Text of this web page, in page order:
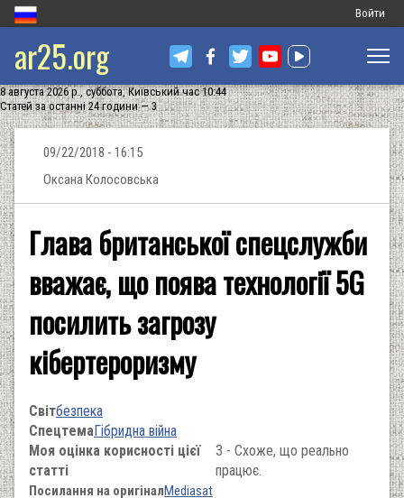
Меню
запису
Войти
ar25.org
8 августа 2026 р., суббота, Київський час 10:44
Статей за останні 24 години — 3
09/22/2018 - 16:15
Оксана Колосовська
Глава британської спецслужби
вважає, що поява технології 5G
посилить загрозу
кібертероризму
Світбезпека
СпецтемаГібридна війна
Моя оцінка корисності цієї
статті
3 - Схоже, що реально
працює.
Посилання на оригіналМediasat